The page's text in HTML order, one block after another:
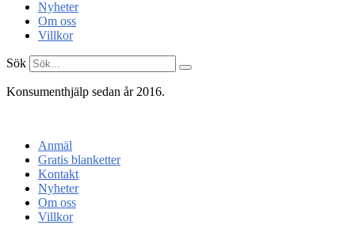
Nyheter
Om oss
Villkor
Sök
Konsumenthjälp sedan år 2016.
Anmäl
Gratis blanketter
Kontakt
Nyheter
Om oss
Villkor